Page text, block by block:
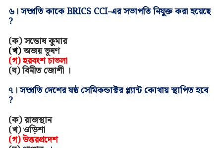
৬। সম্প্রতি কাকেBRICS CCI-এর সভাপতি নিযুক্ত করা হয়েছে
?
(ক) সন্তোষ কুমার
(খ)অজয় ভূষণ
(গ) হরবংশ চাভলা
(ঘ)বিনীত জোশী ।
৭।সম্প্রতি দেশের ষষ্ঠ সেমিকন্ডাক্টর প্ল্যান্ট কোথায় স্থাপিত হবে
?
(ক) রাজস্থান
(খ)ওড়িশা
(গ)উত্তরপ্রদেশ